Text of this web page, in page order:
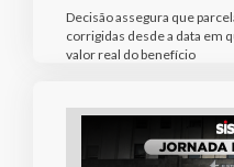
Decisão assegura que
corrigidas desde a data em
valor real do benefício